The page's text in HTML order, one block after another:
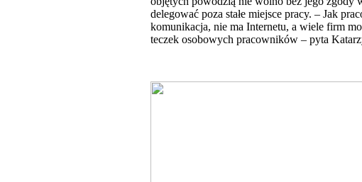
delegować poza stałe miejsce pracy. – Jak
komunikacja, nie ma Internetu, a wiele firm
teczek osobowych pracowników – pyta